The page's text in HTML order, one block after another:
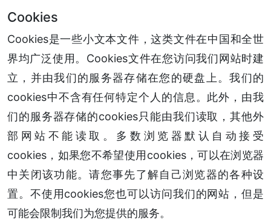
Cookies
Cookies是一些小文本文件，这类文件在中国和全世
界均广泛使用。Cookies文件在您访问我们网站时建
立，并由我们的服务器存储在您的硬盘上。我们的
cookies中不含有任何特定个人的信息。此外，由我
们的服务器存储的cookies只能由我们读取，其他外
部网站不能读取。多数浏览器默认自动接受
cookies，如果您不希望使用cookies，可以在浏览器
中关闭该功能。请您事先了解自己浏览器的各种设
置。不使用cookies您也可以访问我们的网站，但是
可能会限制我们为您提供的服务。